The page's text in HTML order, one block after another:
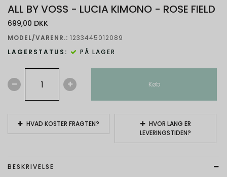
ALL BY VOSS - LUCIA KIMONO - ROSE FIELD
699,00 DKK
MODEL/VARENR.: 1233445012089
LAGERSTATUS:
PÅ LAGER
Køb
HVAD KOSTER FRAGTEN?
HVOR LANG ER
LEVERINGSTIDEN?
BESKRIVELSE